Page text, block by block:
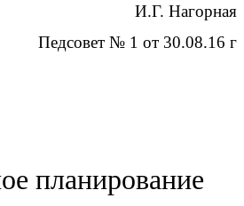
И.Г. Нагорная
Педсовет № 1 от 30.08.16 г
планирование